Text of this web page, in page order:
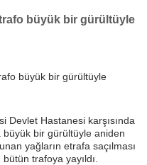
trafo büyük bir gürültüyle
büyük bir gürültüyle
Devlet Hastanesi karşısında
büyük bir gürültüyle aniden
yağların etrafa saçılması
trafoya yayıldı.